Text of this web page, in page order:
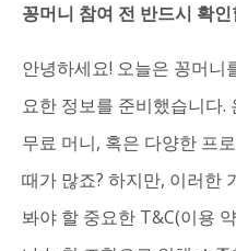
꽁머니 참여 전 반드시 확
안녕하세요! 오늘은 꽁머니
요한 정보를 준비했습니다.
무료 머니, 혹은 다양한 프
때가 많죠? 하지만, 이러한
봐야 할 중요한 T&C(이용